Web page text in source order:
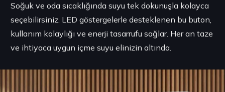
Soğuk ve oda sıcaklığında suyu tek dokunuşla kolayca
seçebilirsiniz. LED göstergelerle desteklenen bu buton,
kullanım kolaylığı ve enerji tasarrufu sağlar. Her an taze
ve ihtiyaca uygun içme suyu elinizin altında.